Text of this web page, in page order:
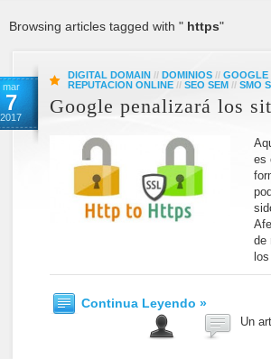
Browsing articles tagged with " https"
mar
7
2017
DIGITAL DOMAIN // DOMINIOS // GOOGLE
REPUTACION ONLINE // SEO SEM // SMO
Google penalizará los
es
de
Continua Leyendo »
Un